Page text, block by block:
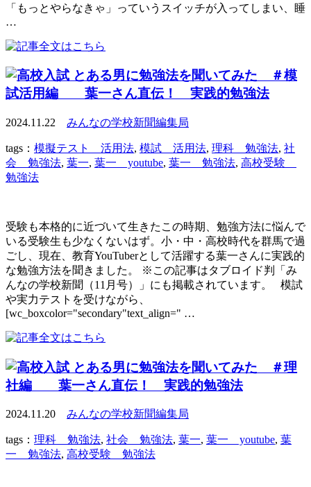
「もっとやらなきゃ」っていうスイッチが入ってしまい、睡
…
とある男に勉強法を聞いてみた ＃模
試活用編 葉一さん直伝！ 実践的勉強法
2024.11.22 みんなの学校新聞編集局
tags： 模擬テスト 活用法, 模試 活用法, 理科 勉強法, 社
会 勉強法, 葉一, 葉一 youtube, 葉一 勉強法, 高校受験
勉強法
受験も本格的に近づいて生きたこの時期、勉強方法に悩んで
いる受験生も少なくないはず。小・中・高校時代を群馬で過
ごし、現在、教育YouTuberとして活躍する葉一さんに実践的
な勉強方法を聞きました。 ※この記事はタブロイド判「み
んなの学校新聞（11月号）」にも掲載されています。 模試
や実力テストを受けながら、
[wc_boxcolor="secondary"text_align=" …
とある男に勉強法を聞いてみた ＃理
社編 葉一さん直伝！ 実践的勉強法
2024.11.20 みんなの学校新聞編集局
tags： 理科 勉強法, 社会 勉強法, 葉一, 葉一 youtube, 葉
一 勉強法, 高校受験 勉強法